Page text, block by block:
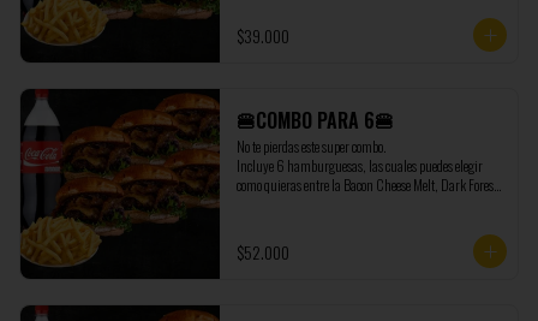
y 500 gramos de papas extras.
$39.000
🍔COMBO PARA 6🍔
No te pierdas este super combo.
Incluye 6 hamburguesas, las cuales puedes elegir
como quieras entre la Bacon Cheese Melt, Dark Forest,
y 500 gramos de papas extras.
$52.000